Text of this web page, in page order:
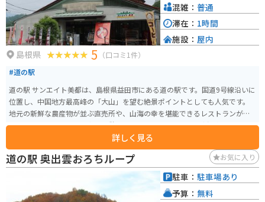
島根県 5 （口コミ1件）
#道の駅
道の駅 サンエイト美都は、島根県益田市にある道の駅です。国道9号線沿いに
位置し、中国地方最高峰の「大山」を望む絶景ポイントとしても人気です。
地元の新鮮な農産物が並ぶ直売所や、山海の幸を堪能できるレストランが併
設されており、ドライブ中の休憩に最適です。特産品の「美都温泉たまご」
は、濃厚な味わいでお土産にもおすすめです。 バイクで訪れる際は、道の駅
からほど近い「匹見峡」のワインディングロードもおすすめです。変化に富
んだコーナーが続き、ツーリングを楽しめます。道の駅には広い駐車場も完備
詳しく見る
混雑： 普通
滞在： 1時間
施設： 屋内
道の駅 奥出雲おろちループ お気に入り
駐車： 駐車場あり
予算： 無料